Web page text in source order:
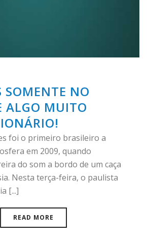
SOMENTE NO
ALGO MUITO
foi o primeiro brasileiro a
em 2009, quando
do som a bordo de um caça
Nesta terça-feira, o paulista
[...]
READ MORE